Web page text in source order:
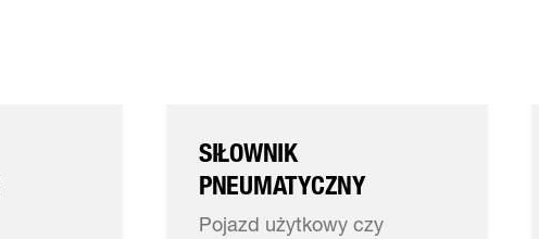
SIŁOWNIK
PNEUMATYCZNY
Pojazd użytkowy czy